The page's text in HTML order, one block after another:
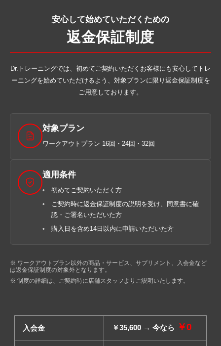
安心して始めていただくための
返金保証制度
Dr.トレーニングでは、初めてご契約いただくお客様にも安心してトレ
ーニングを始めていただけるよう、対象プランに限り返金保証制度を
ご用意しております。
対象プラン
ワークアウトプラン 16回・24回・32回
適用条件
初めてご契約いただく方
ご契約時に返金保証制度の説明を受け、同意書に確
認・ご署名いただいた方
購入日を含め14日以内に申請いただいた方
※ ワークアウトプラン以外の商品・サービス、サプリメント、入会金など
は返金保証制度の対象外となります。
※ 制度の詳細は、ご契約時に店舗スタッフよりご説明いたします。
入会金 ￥35,600 → 今なら ￥0